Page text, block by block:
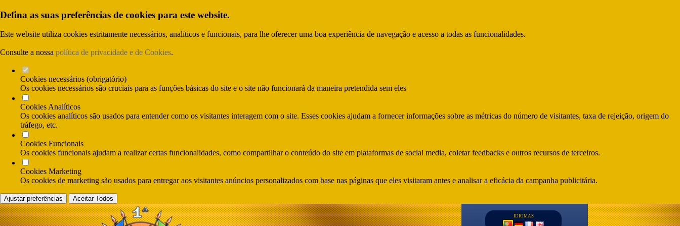
Defina as suas preferências de cookies para este website.
Este website utiliza cookies estritamente necessários, analíticos e funcionais, para lhe oferecer uma boa experiência de navegação e acesso a todas as funcionalidades.
Consulte a nossa política de privacidade e de Cookies.
Cookies necessários (obrigatório)
Os cookies necessários são cruciais para as funções básicas do site e o site não funcionará da maneira pretendida sem eles
Cookies Analíticos
Os cookies analíticos são usados para entender como os visitantes interagem com o site. Esses cookies ajudam a fornecer informações sobre as métricas do número de visitantes, taxa de rejeição, origem do
tráfego, etc.
Cookies Funcionais
Os cookies funcionais ajudam a realizar certas funcionalidades, como compartilhar o conteúdo do site em plataformas de social media, coletar feedbacks e outros recursos de terceiros.
Cookies Marketing
Os cookies de marketing são usados para entregar aos visitantes anúncios personalizados com base nas páginas que eles visitaram antes e analisar a eficácia da campanha publicitária.
Ajustar preferências Aceitar Todos
IDIOMAS